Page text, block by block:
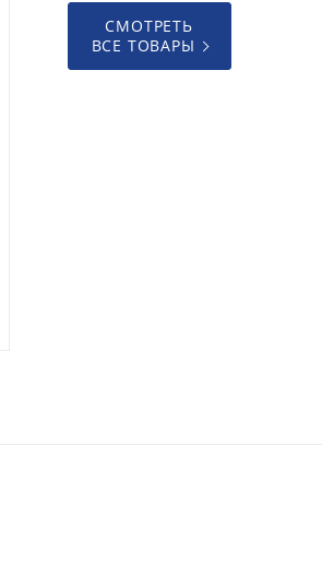
СМОТРЕТЬ
ВСЕ ТОВАРЫ